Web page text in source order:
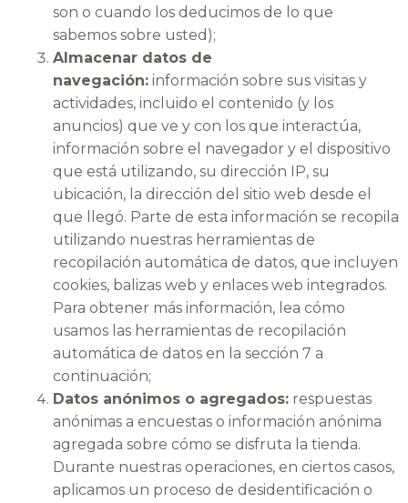
son o cuando los deducimos de lo que
sabemos sobre usted);
Almacenar datos de
navegación: información sobre sus visitas y
actividades, incluido el contenido (y los
anuncios) que ve y con los que interactúa,
información sobre el navegador y el dispositivo
que está utilizando, su dirección IP, su
ubicación, la dirección del sitio web desde el
que llegó. Parte de esta información se recopila
utilizando nuestras herramientas de
recopilación automática de datos, que incluyen
cookies, balizas web y enlaces web integrados.
Para obtener más información, lea cómo
usamos las herramientas de recopilación
automática de datos en la sección 7 a
continuación;
Datos anónimos o agregados: respuestas
anónimas a encuestas o información anónima
agregada sobre cómo se disfruta la tienda.
Durante nuestras operaciones, en ciertos casos,
aplicamos un proceso de desidentificación o